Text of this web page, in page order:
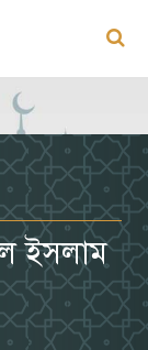
ইসলাম